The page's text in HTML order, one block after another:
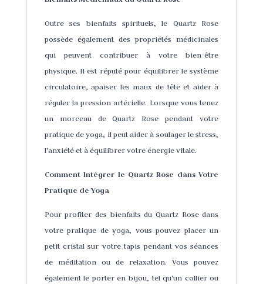
Outre ses bienfaits spirituels, le Quartz Rose
possède également des propriétés médicinales
qui peuvent contribuer à votre bien-être
physique. Il est réputé pour équilibrer le système
circulatoire, apaiser les maux de tête et aider à
réguler la pression artérielle. Lorsque vous tenez
un morceau de Quartz Rose pendant votre
pratique de yoga, il peut aider à soulager le stress,
l'anxiété et à équilibrer votre énergie vitale.
Comment Intégrer le Quartz Rose dans Votre
Pratique de Yoga
Pour profiter des bienfaits du Quartz Rose dans
votre pratique de yoga, vous pouvez placer un
petit cristal sur votre tapis pendant vos séances
de méditation ou de relaxation. Vous pouvez
également le porter en bijou, tel qu'un collier ou